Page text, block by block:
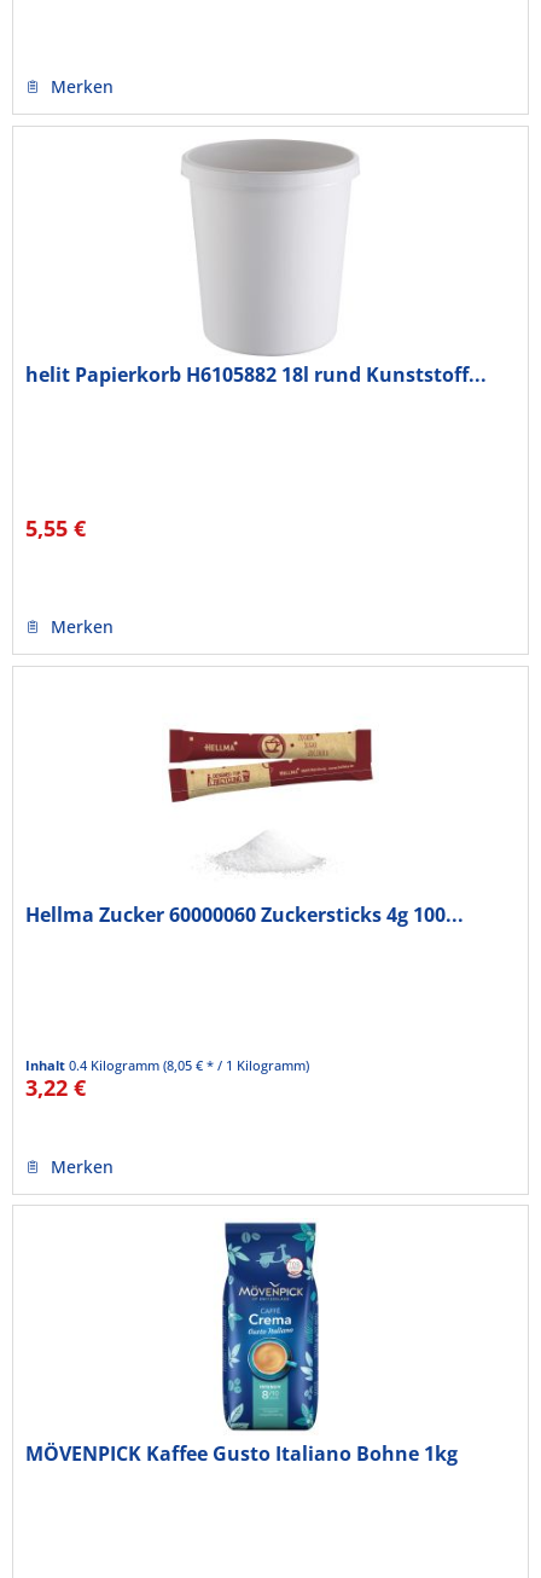
Merken
helit Papierkorb H6105882 18l rund Kunststoff...
5,55 €
Merken
Hellma Zucker 60000060 Zuckersticks 4g 100...
Inhalt0.4 Kilogramm(8,05 € * / 1 Kilogramm)
3,22 €
Merken
MÖVENPICK Kaffee Gusto Italiano Bohne 1kg